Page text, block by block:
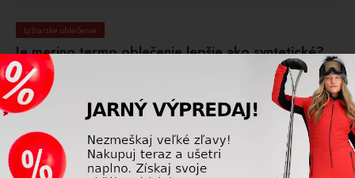
Lyžiarske oblečenie
Je merino termo oblečenie lepšie ako syntetické?
Merino termo oblečenie aj syntetické oblečenie majú
svoje výhody. Merino lepšie reguluje teplotu a prirodzene
odvodzuje vlhkosť, je mäkšie a menej pácha pachy, zatiaľ čo
syntetické materiály rýchlejšie schnú a bývajú trvácnejšie a
cenovo dostupnejšie. Výber závisí od preferencií, aktivity a